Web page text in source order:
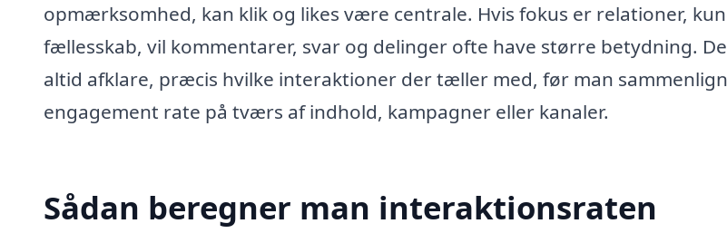
opmærksomhed, kan klik og likes være centrale. Hvis fokus er relationer,
fællesskab, vil kommentarer, svar og delinger ofte have større betydning.
altid afklare, præcis hvilke interaktioner der tæller med, før man
engagement rate på tværs af indhold, kampagner eller kanaler.
Sådan beregner man interaktionsraten